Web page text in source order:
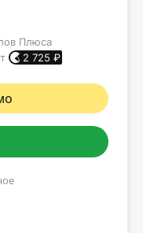
Плюса
2 725 ₽